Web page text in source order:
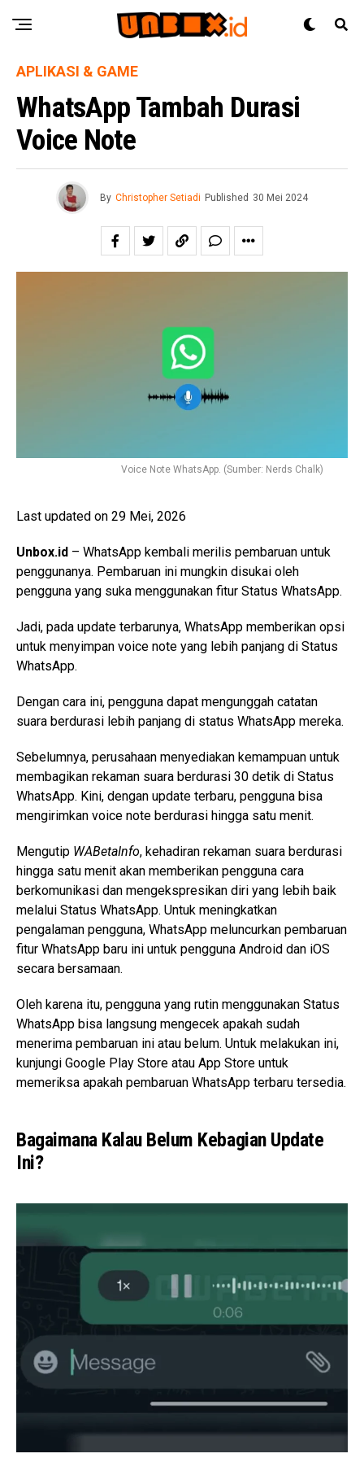
APLIKASI & GAME
WhatsApp Tambah Durasi
Voice Note
By Christopher Setiadi Published 30 Mei 2024
Voice Note WhatsApp. (Sumber: Nerds Chalk)
Last updated on 29 Mei, 2026
Unbox.id – WhatsApp kembali merilis pembaruan untuk
penggunanya. Pembaruan ini mungkin disukai oleh
pengguna yang suka menggunakan fitur Status WhatsApp.
Jadi, pada update terbarunya, WhatsApp memberikan opsi
untuk menyimpan voice note yang lebih panjang di Status
WhatsApp.
Dengan cara ini, pengguna dapat mengunggah catatan
suara berdurasi lebih panjang di status WhatsApp mereka.
Sebelumnya, perusahaan menyediakan kemampuan untuk
membagikan rekaman suara berdurasi 30 detik di Status
WhatsApp. Kini, dengan update terbaru, pengguna bisa
mengirimkan voice note berdurasi hingga satu menit.
Mengutip WABetaInfo, kehadiran rekaman suara berdurasi
hingga satu menit akan memberikan pengguna cara
berkomunikasi dan mengekspresikan diri yang lebih baik
melalui Status WhatsApp. Untuk meningkatkan
pengalaman pengguna, WhatsApp meluncurkan pembaruan
fitur WhatsApp baru ini untuk pengguna Android dan iOS
secara bersamaan.
Oleh karena itu, pengguna yang rutin menggunakan Status
WhatsApp bisa langsung mengecek apakah sudah
menerima pembaruan ini atau belum. Untuk melakukan ini,
kunjungi Google Play Store atau App Store untuk
memeriksa apakah pembaruan WhatsApp terbaru tersedia.
Bagaimana Kalau Belum Kebagian Update
Ini?